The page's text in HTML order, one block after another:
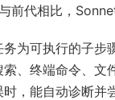
代相比，
务为可执行的子
索、终端命令、
时，能自动诊断